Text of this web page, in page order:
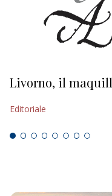
Livorno, il
Editoriale